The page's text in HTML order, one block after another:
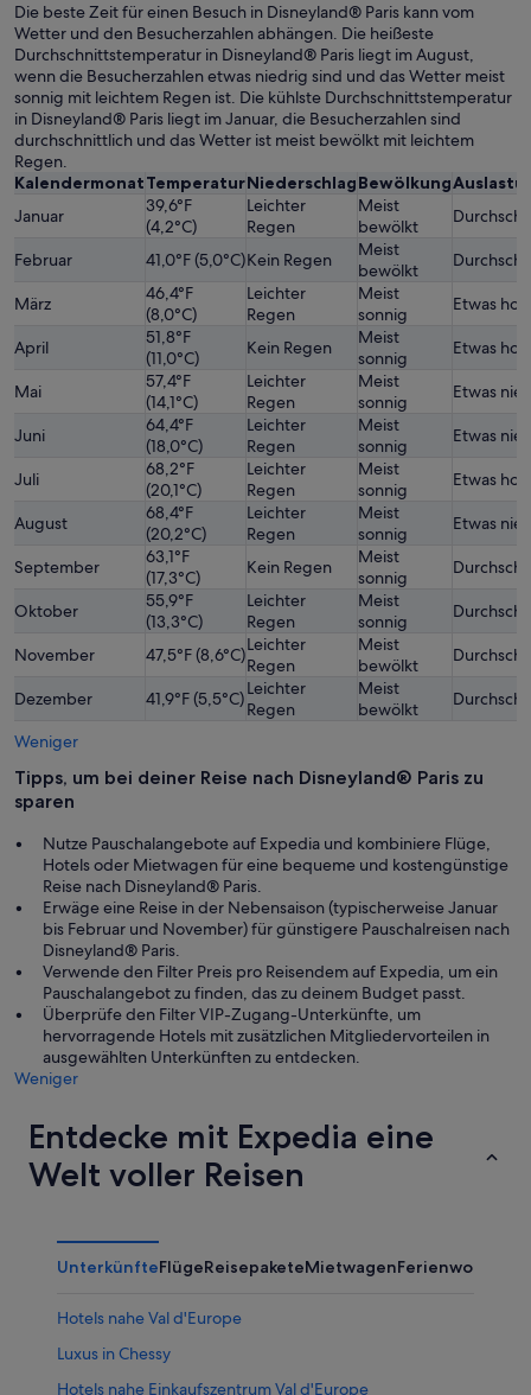
Die beste Zeit für einen Besuch in Disneyland® Paris kann vom
Wetter und den Besucherzahlen abhängen. Die heißeste
Durchschnittstemperatur in Disneyland® Paris liegt im August,
wenn die Besucherzahlen etwas niedrig sind und das Wetter meist
sonnig mit leichtem Regen ist. Die kühlste Durchschnittstemperatur
in Disneyland® Paris liegt im Januar, die Besucherzahlen sind
durchschnittlich und das Wetter ist meist bewölkt mit leichtem
Regen.
KalendermonatTemperaturNiederschlagBewölkung
Januar
39,6°F
(4,2°C)
Leichter
Regen
Meist
bewölkt
Februar 41,0°F (5,0°C)Kein Regen
Meist
bewölkt
März
46,4°F
(8,0°C)
Leichter
Regen
Meist
sonnig
Etwas
April
51,8°F
(11,0°C)
Kein Regen
Meist
sonnig
Etwas
Mai
57,4°F
(14,1°C)
Leichter
Regen
Meist
sonnig
Etwas
Juni
64,4°F
(18,0°C)
Leichter
Regen
Meist
sonnig
Etwas
Juli
68,2°F
(20,1°C)
Leichter
Regen
Meist
sonnig
Etwas
August
68,4°F
(20,2°C)
Leichter
Regen
Meist
sonnig
Etwas
September
63,1°F
(17,3°C)
Kein Regen
Meist
sonnig
Oktober
55,9°F
(13,3°C)
Leichter
Regen
Meist
sonnig
November 47,5°F (8,6°C)Leichter
Regen
Meist
bewölkt
Dezember 41,9°F (5,5°C)Leichter
Regen
Meist
bewölkt
Weniger
Tipps, um bei deiner Reise nach Disneyland® Paris zu
sparen
Nutze Pauschalangebote auf Expedia und kombiniere Flüge,
Hotels oder Mietwagen für eine bequeme und kostengünstige
Reise nach Disneyland® Paris.
Erwäge eine Reise in der Nebensaison (typischerweise Januar
bis Februar und November) für günstigere Pauschalreisen nach
Disneyland® Paris.
Verwende den Filter Preis pro Reisendem auf Expedia, um ein
Pauschalangebot zu finden, das zu deinem Budget passt.
Überprüfe den Filter VIP-Zugang-Unterkünfte, um
hervorragende Hotels mit zusätzlichen Mitgliedervorteilen in
ausgewählten Unterkünften zu entdecken.
Weniger
Entdecke mit Expedia eine
Welt voller Reisen
UnterkünfteFlügeReisepaketeMietwagen
Hotels nahe Val d'Europe
Luxus in Chessy
Hotels nahe Einkaufszentrum Val d'Europe